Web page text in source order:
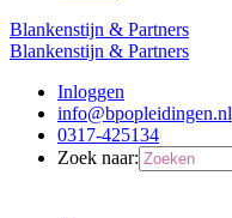
Blankenstijn & Partners
Blankenstijn & Partners
Inloggen
info@bpopleidingen.nl
0317-425134
Zoek naar: